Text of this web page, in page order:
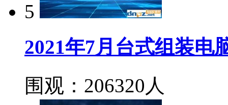
5
2021年7月台式组装电
围观：206320人